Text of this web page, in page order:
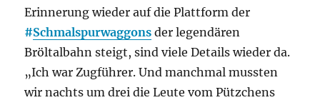
Erinnerung wieder auf die Plattform der
#Schmalspurwaggons der legendären
Bröltalbahn steigt, sind viele Details wieder da.
„Ich war Zugführer. Und manchmal mussten
wir nachts um drei die Leute vom Pützchens